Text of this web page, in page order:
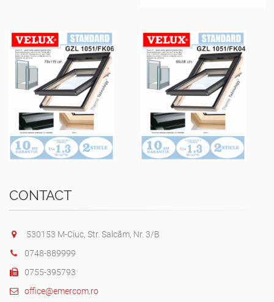
CONTACT
530153 M-Ciuc, Str. Salcâm, Nr. 3/B
0748-889999
0755-395793
office@emercom.ro